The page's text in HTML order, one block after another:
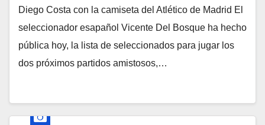
Diego Costa con la camiseta del Atlético de Madrid El
seleccionador esapañol Vicente Del Bosque ha hecho
pública hoy, la lista de seleccionados para jugar los
dos próximos partidos amistosos,…